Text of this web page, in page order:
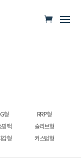
G형
RRP형
핑백
슬리브형
갑형
커스텀형
즙
제주과즐